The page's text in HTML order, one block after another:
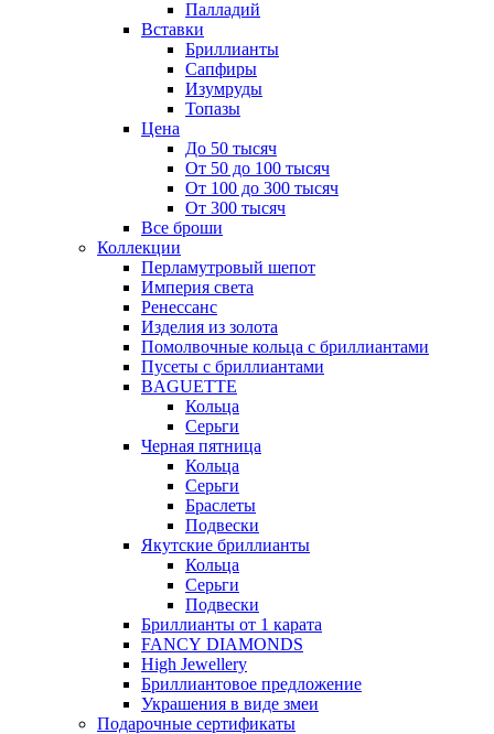
Палладий
Вставки
Бриллианты
Сапфиры
Изумруды
Топазы
Цена
До 50 тысяч
От 50 до 100 тысяч
От 100 до 300 тысяч
От 300 тысяч
Все броши
Коллекции
Перламутровый шепот
Империя света
Ренессанс
Изделия из золота
Помолвочные кольца с бриллиантами
Пусеты с бриллиантами
BAGUETTE
Кольца
Серьги
Черная пятница
Кольца
Серьги
Браслеты
Подвески
Якутские бриллианты
Кольца
Серьги
Подвески
Бриллианты от 1 карата
FANCY DIAMONDS
High Jewellery
Бриллиантовое предложение
Украшения в виде змеи
Подарочные сертификаты